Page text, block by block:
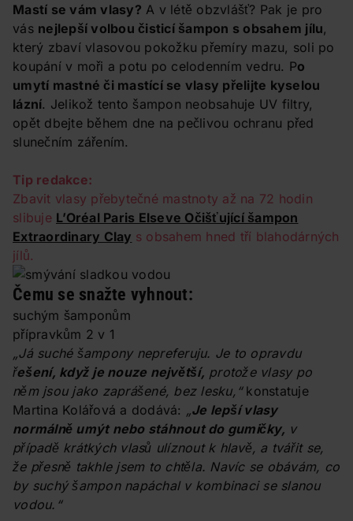
Mastí se vám vlasy? A v létě obzvlášť? Pak je pro
vás nejlepší volbou čisticí šampon s obsahem jílu,
který zbaví vlasovou pokožku přemíry mazu, soli po
koupání v moři a potu po celodenním vedru. Po
umytí mastné či mastící se vlasy přelijte kyselou
lázní. Jelikož tento šampon neobsahuje UV filtry,
opět dbejte během dne na pečlivou ochranu před
slunečním zářením.
Tip redakce:
Zbavit vlasy přebytečné mastnoty až na 72 hodin
slibuje L’Oréal Paris Elseve Očišťující šampon
Extraordinary Clay s obsahem hned tří blahodárných
jílů.
Čemu se snažte vyhnout:
suchým šamponům
přípravkům 2 v 1
„Já suché šampony nepreferuju. Je to opravdu
řešení, když je nouze největší, protože vlasy po
něm jsou jako zaprášené, bez lesku,“konstatuje
Martina Kolářová a dodává: „Je lepší vlasy
normálně umýt nebo stáhnout do gumičky, v
případě krátkých vlasů ulíznout k hlavě, a tvářit se,
že přesně takhle jsem to chtěla. Navíc se obávám, co
by suchý šampon napáchal v kombinaci se slanou
vodou.“